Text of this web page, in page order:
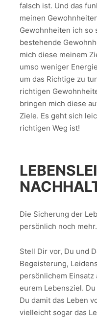
falsch ist. Und das
meinen
Gewohnheiten ich so
bestehende
mich diese meinem
umso weniger
um das Richtige zu
richtigen
bringen mich diese
Ziele. Es geht sich
richtigen Weg ist!
Die Sicherung der
persönlich noch mehr.
Stell Dir vor, Du und
Begeisterung,
persönlichem
eurem Lebensziel.
Du damit das Leben
vielleicht sogar das